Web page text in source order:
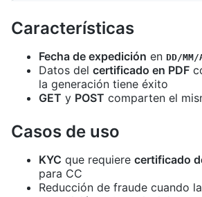
Características
Fecha de expedición en DD/MM/
Datos del certificado en PDF
la generación tiene éxito
GET y POST comparten el
Casos de uso
KYC que requiere certificado
para CC
Reducción de fraude cuando